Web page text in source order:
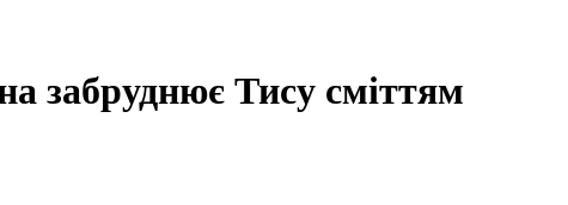
забруднює Тису сміттям